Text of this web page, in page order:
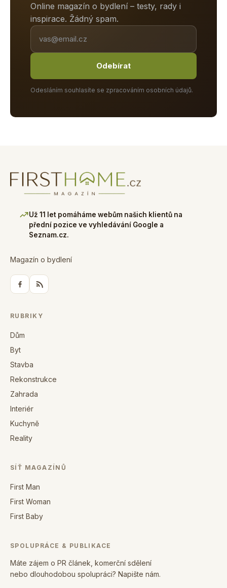
Online magazín o bydlení – testy, rady i
inspirace. Žádný spam.
Odebírat
Odesláním souhlasíte se zpracováním osobních údajů.
Už 11 let pomáháme webům našich klientů na
přední pozice ve vyhledávání Google a
Seznam.cz.
Magazín o bydlení
RUBRIKY
Dům
Byt
Stavba
Rekonstrukce
Zahrada
Interiér
Kuchyně
Reality
SÍŤ MAGAZÍNŮ
First Man
First Woman
First Baby
SPOLUPRÁCE & PUBLIKACE
Máte zájem o PR článek, komerční sdělení
nebo dlouhodobou spolupráci? Napište nám.